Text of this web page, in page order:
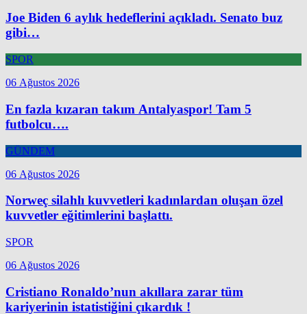
Joe Biden 6 aylık hedeflerini açıkladı. Senato buz
gibi…
SPOR
06 Ağustos 2026
En fazla kızaran takım Antalyaspor! Tam 5
futbolcu….
GÜNDEM
06 Ağustos 2026
Norweç silahlı kuvvetleri kadınlardan oluşan özel
kuvvetler eğitimlerini başlattı.
SPOR
06 Ağustos 2026
Cristiano Ronaldo’nun akıllara zarar tüm
kariyerinin istatistiğini çıkardık !